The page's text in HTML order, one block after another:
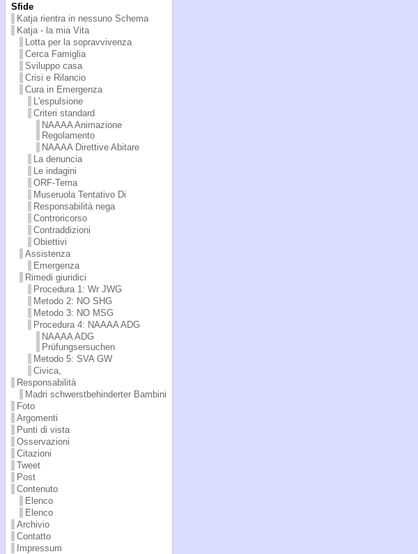
Sfide
Katja rientra in nessuno Schema
Katja - la mia Vita
Lotta per la sopravvivenza
Cerca Famiglia
Sviluppo casa
Crisi e Rilancio
Cura in Emergenza
L'espulsione
Criteri standard
NAAAA Animazione
Regolamento
NAAAA Direttive Abitare
La denuncia
Le indagini
ORF-Tema
Museruola Tentativo Di
Responsabilità nega
Controricorso
Contraddizioni
Obiettivi
Assistenza
Emergenza
Rimedi giuridici
Procedura 1: Wr JWG
Metodo 2: NO SHG
Metodo 3: NO MSG
Procedura 4: NAAAA ADG
NAAAA ADG
Prüfungsersuchen
Metodo 5: SVA GW
Civica,
Responsabilità
Madri schwerstbehinderter Bambini
Foto
Argomenti
Punti di vista
Osservazioni
Citazioni
Tweet
Post
Contenuto
Elenco
Elenco
Archivio
Contatto
Impressum